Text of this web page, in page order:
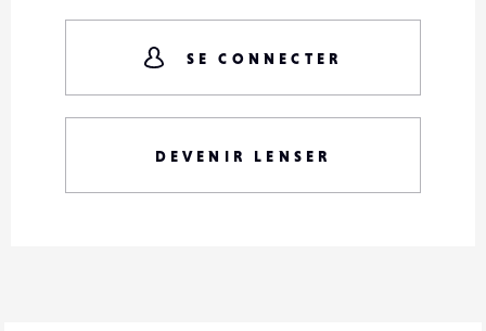
SE CONNECTER
DEVENIR LENSER